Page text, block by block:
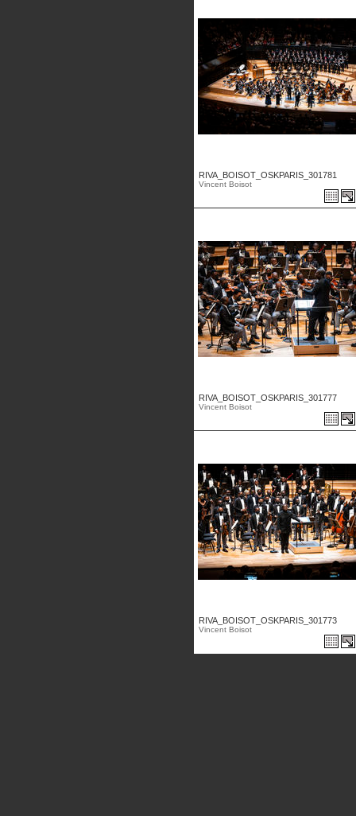
RIVA_BOISOT_OSKPARIS_301781
Vincent Boisot
RIVA_BOISOT_OSKPARIS_301777
Vincent Boisot
RIVA_BOISOT_OSKPARIS_301773
Vincent Boisot